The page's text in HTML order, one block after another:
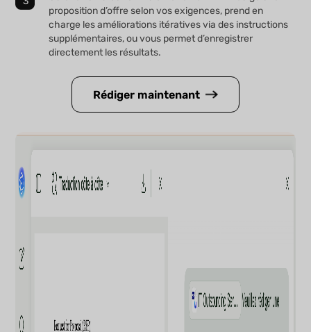
proposition d’offre selon vos exigences, prend en
charge les améliorations itératives via des instructions
supplémentaires, ou vous permet d’enregistrer
directement les résultats.
Rédiger maintenant